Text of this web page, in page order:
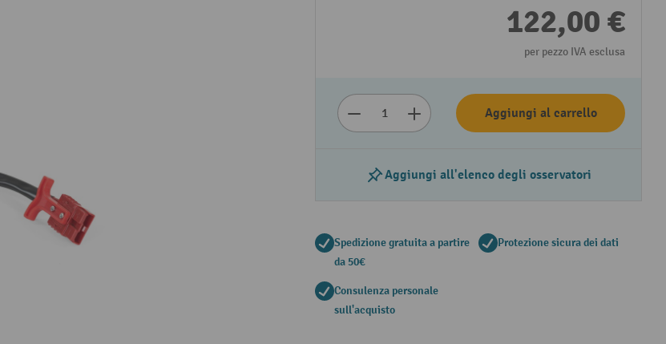
122,00 €
per pezzo IVA esclusa
Aggiungi al carrello
Aggiungi all'elenco degli osservatori
Spedizione gratuita a partire
da 50€
Protezione sicura dei dati
Consulenza personale
sull'acquisto